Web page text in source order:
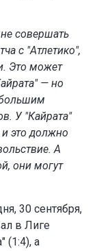
совершать
с "Атлетико",
Это может
— но
У "Кайрата"
и это должно
А
они могут
30 сентября,
в Лиге
(1:4), а